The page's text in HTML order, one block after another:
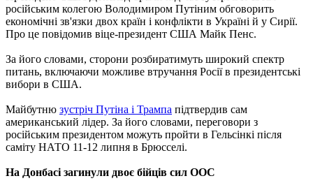
російським колегою Володимиром Путіним обговорить
економічні зв'язки двох країн і конфлікти в Україні й у Сирії.
Про це повідомив віце-президент США Майк Пенс.
За його словами, сторони розбиратимуть широкий спектр
питань, включаючи можливе втручання Росії в президентські
вибори в США.
Майбутню зустріч Путіна і Трампа підтвердив сам
американський лідер. За його словами, переговори з
російським президентом можуть пройти в Гельсінкі після
саміту НАТО 11-12 липня в Брюсселі.
На Донбасі загинули двоє бійців сил ООС